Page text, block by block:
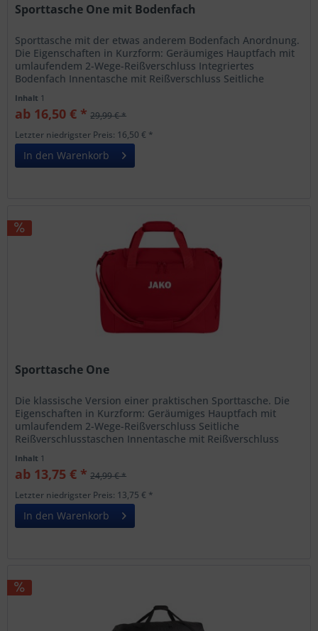
Sporttasche One mit Bodenfach
Sporttasche mit der etwas anderem Bodenfach Anordnung.
Die Eigenschaften in Kurzform: Geräumiges Hauptfach mit
umlaufendem 2-Wege-Reißverschluss Integriertes
Bodenfach Innentasche mit Reißverschluss Seitliche
Inhalt 1
ab 16,50 € * 29,99 € *
Letzter niedrigster Preis: 16,50 € *
In den Warenkorb
Sporttasche One
Die klassische Version einer praktischen Sporttasche. Die
Eigenschaften in Kurzform: Geräumiges Hauptfach mit
umlaufendem 2-Wege-Reißverschluss Seitliche
Reißverschlusstaschen Innentasche mit Reißverschluss
Inhalt 1
ab 13,75 € * 24,99 € *
Letzter niedrigster Preis: 13,75 € *
In den Warenkorb